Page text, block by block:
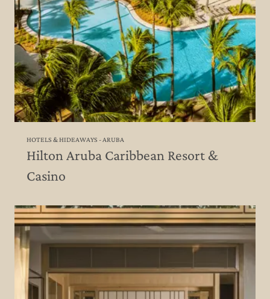
HOTELS & HIDEAWAYS - ARUBA
Hilton Aruba Caribbean Resort &
Casino